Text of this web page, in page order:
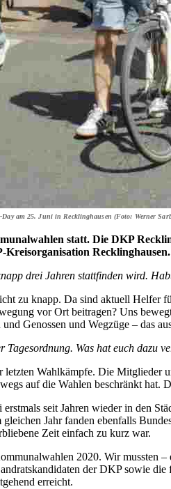
am 25. Juni in Recklinghausen (Foto: Werner
statt. Die DKP
Recklinghausen.
drei Jahren stattfinden wird.
zu knapp. Da sind aktuell Helfer
vor Ort beitragen? Uns
Genossen und Wegzüge – das
Was hat euch dazu
letzten Wahlkämpfe. Die Mitglieder
auf die Wahlen beschränkt hat.
seit Jahren wieder in den
Jahr fanden ebenfalls
Zeit einfach zu kurz war.
2020. Wir mussten
der DKP sowie
erreicht.